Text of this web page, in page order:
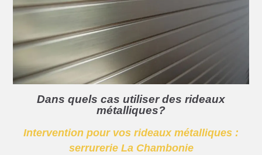
Dans quels cas utiliser des rideaux
métalliques?
Intervention pour vos rideaux métalliques :
serrurerie La Chambonie